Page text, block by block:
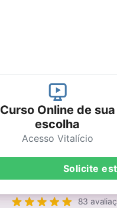
Curso Online de sua
escolha
Acesso Vitalício
Solicite
83